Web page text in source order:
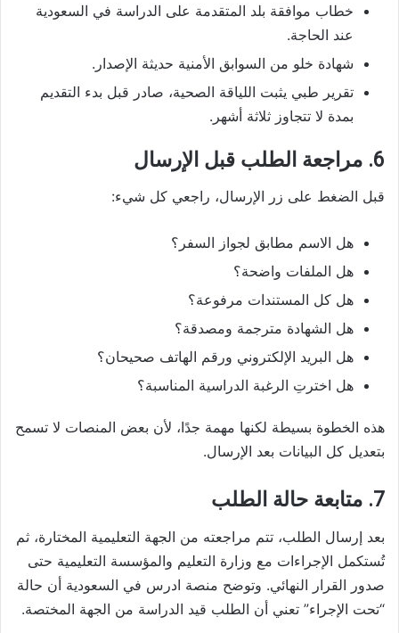
خطاب موافقة بلد المتقدمة على الدراسة في السعودية
عند الحاجة.
شهادة خلو من السوابق الأمنية حديثة الإصدار.
تقرير طبي يثبت اللياقة الصحية، صادر قبل بدء التقديم
بمدة لا تتجاوز ثلاثة أشهر.
6. مراجعة الطلب قبل الإرسال
قبل الضغط على زر الإرسال، راجعي كل شيء:
هل الاسم مطابق لجواز السفر؟
هل الملفات واضحة؟
هل كل المستندات مرفوعة؟
هل الشهادة مترجمة ومصدقة؟
هل البريد الإلكتروني ورقم الهاتف صحيحان؟
هل اخترتِ الرغبة الدراسية المناسبة؟
هذه الخطوة بسيطة لكنها مهمة جدًا، لأن بعض المنصات لا تسمح
بتعديل كل البيانات بعد الإرسال.
7. متابعة حالة الطلب
بعد إرسال الطلب، تتم مراجعته من الجهة التعليمية المختارة، ثم
تُستكمل الإجراءات مع وزارة التعليم والمؤسسة التعليمية حتى
صدور القرار النهائي. وتوضح منصة ادرس في السعودية أن حالة
“تحت الإجراء” تعني أن الطلب قيد الدراسة من الجهة المختصة.